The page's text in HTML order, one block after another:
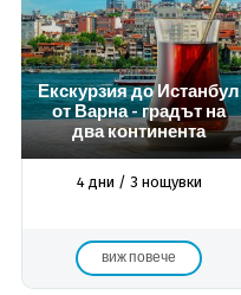
Екскурзия до Истанбул
от Варна - градът на
два континента
4 дни / 3 нощувки
виж повече